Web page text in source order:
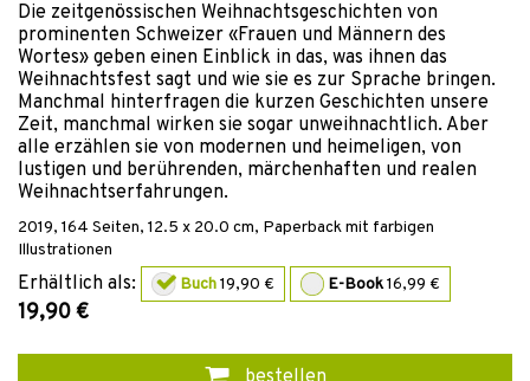
Die zeitgenössischen Weihnachtsgeschichten von
prominenten Schweizer «Frauen und Männern des
Wortes» geben einen Einblick in das, was ihnen das
Weihnachtsfest sagt und wie sie es zur Sprache bringen.
Manchmal hinterfragen die kurzen Geschichten unsere
Zeit, manchmal wirken sie sogar unweihnachtlich. Aber
alle erzählen sie von modernen und heimeligen, von
lustigen und berührenden, märchenhaften und realen
Weihnachtserfahrungen.
2019, 164 Seiten, 12.5 x 20.0 cm, Paperback mit farbigen
Illustrationen
Erhältlich als: Buch19,90 € E-Book16,99 €
19,90 €